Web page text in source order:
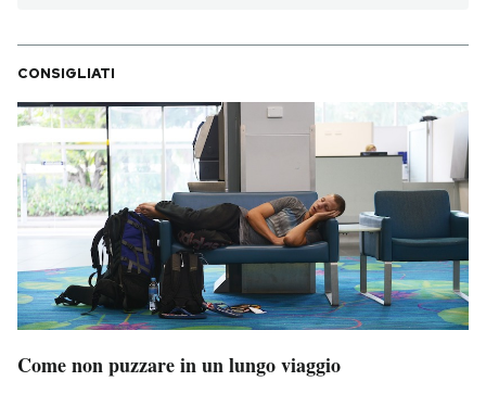
CONSIGLIATI
Come non puzzare in un lungo viaggio